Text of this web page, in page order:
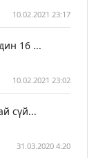
10.02.2021 23:17
16 ...
10.02.2021 23:02
сүй...
31.03.2020 4:20